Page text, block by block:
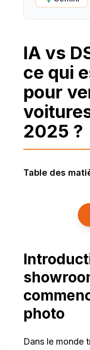
IA vs
ce qui
pour
2025 ?
Table des
photo
Dans le monde